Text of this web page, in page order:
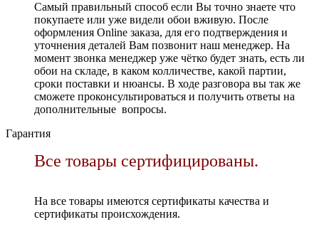
Самый правильный способ если Вы точно знаете что
покупаете или уже видели обои вживую. После
оформления Online заказа, для его подтверждения и
уточнения деталей Вам позвонит наш менеджер. На
момент звонка менеджер уже чётко будет знать, есть ли
обои на складе, в каком колличестве, какой партии,
сроки поставки и нюансы. В ходе разговора вы так же
сможете проконсультироваться и получить ответы на
дополнительные вопросы.
Гарантия
Все товары сертифицированы.
На все товары имеются сертификаты качества и
сертификаты происхождения.